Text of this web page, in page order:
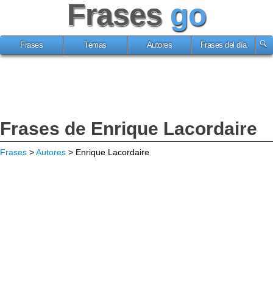
Frases go
Frases Temas Autores Frases del día
Frases de Enrique Lacordaire
Frases >Autores > Enrique Lacordaire